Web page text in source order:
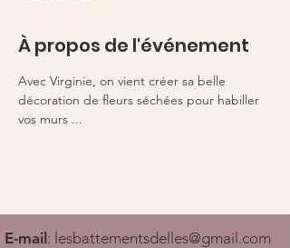
À propos de l'événement
Avec Virginie, on vient créer sa belle
décoration de fleurs séchées pour habiller
vos murs ...
E-mail : lesbattementsdelles@gmail.com